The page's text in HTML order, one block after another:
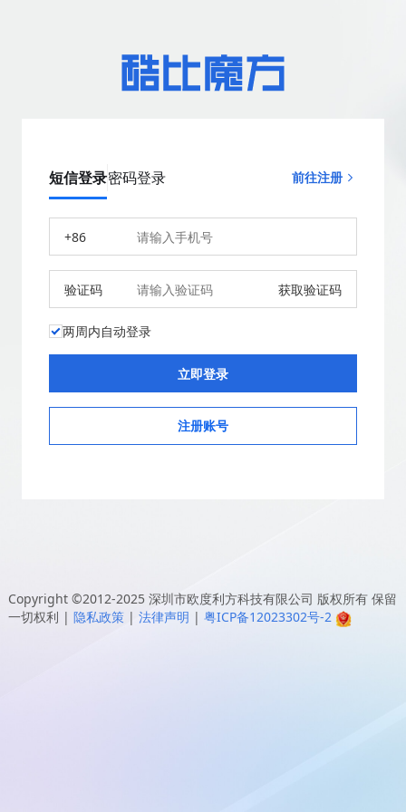
短信登录密码登录 前往注册
+86
验证码 获取验证码
两周内自动登录
注册账号
Copyright ©2012-2025 深圳市欧度利方科技有限公司 版权所有 保留
一切权利 | 隐私政策 | 法律声明 | 粤ICP备12023302号-2